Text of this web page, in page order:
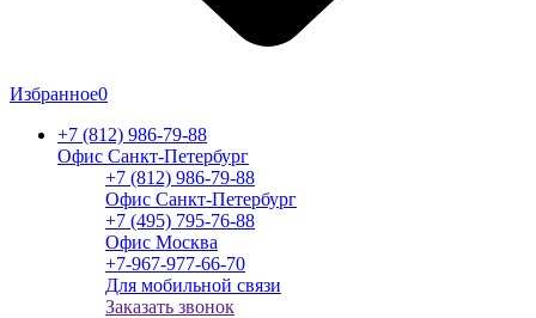
Избранное0
+7 (812) 986-79-88
Офис Санкт-Петербург
+7 (812) 986-79-88
Офис Санкт-Петербург
+7 (495) 795-76-88
Офис Москва
+7-967-977-66-70
Для мобильной связи
Заказать звонок